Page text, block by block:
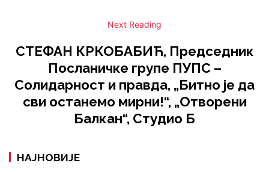
Next Reading
СТЕФАН КРКОБАБИЋ, Председник
Посланичке групе ПУПС –
Солидарност и правда, „Битно је да
сви останемо мирни!“, „Отворени
Балкан“, Студио Б
НАЈНОВИЈЕ